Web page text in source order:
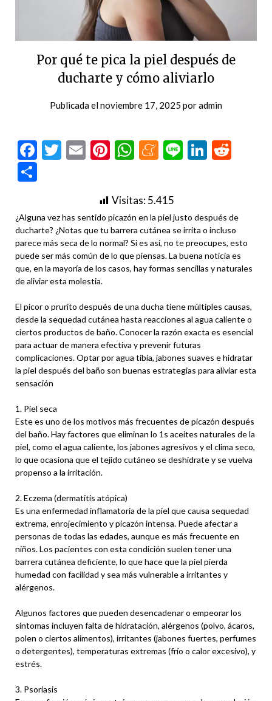
Por qué te pica la piel después de
ducharte y cómo aliviarlo
Publicada elnoviembre 17, 2025 poradmin
Facebook
Twitter
EmailPinterest
WhatsApp
Meneame
Line
Visitas:5.415
¿Alguna vez has sentido picazón en la piel justo después de
ducharte? ¿Notas que tu barrera cutánea se irrita o incluso
parece más seca de lo normal? Si es así, no te preocupes, esto
puede ser más común de lo que piensas. La buena noticia es
que, en la mayoría de los casos, hay formas sencillas y naturales
de aliviar esta molestia.
El picor o prurito después de una ducha tiene múltiples causas,
desde la sequedad cutánea hasta reacciones al agua caliente o
ciertos productos de baño. Conocer la razón exacta es esencial
para actuar de manera efectiva y prevenir futuras
complicaciones. Optar por agua tibia, jabones suaves e hidratar
la piel después del baño son buenas estrategias para aliviar esta
sensación
1. Piel seca
Este es uno de los motivos más frecuentes de picazón después
del baño. Hay factores que eliminan lo 1s aceites naturales de la
piel, como el agua caliente, los jabones agresivos y el clima seco,
lo que ocasiona que el tejido cutáneo se deshidrate y se vuelva
propenso a la irritación.
2. Eczema (dermatitis atópica)
Es una enfermedad inflamatoria de la piel que causa sequedad
extrema, enrojecimiento y picazón intensa. Puede afectar a
personas de todas las edades, aunque es más frecuente en
niños. Los pacientes con esta condición suelen tener una
barrera cutánea deficiente, lo que hace que la piel pierda
humedad con facilidad y sea más vulnerable a irritantes y
alérgenos.
Algunos factores que pueden desencadenar o empeorar los
síntomas incluyen falta de hidratación, alérgenos (polvo, ácaros,
polen o ciertos alimentos), irritantes (jabones fuertes, perfumes
o detergentes), temperaturas extremas (frío o calor excesivo), y
estrés.
3. Psoriasis